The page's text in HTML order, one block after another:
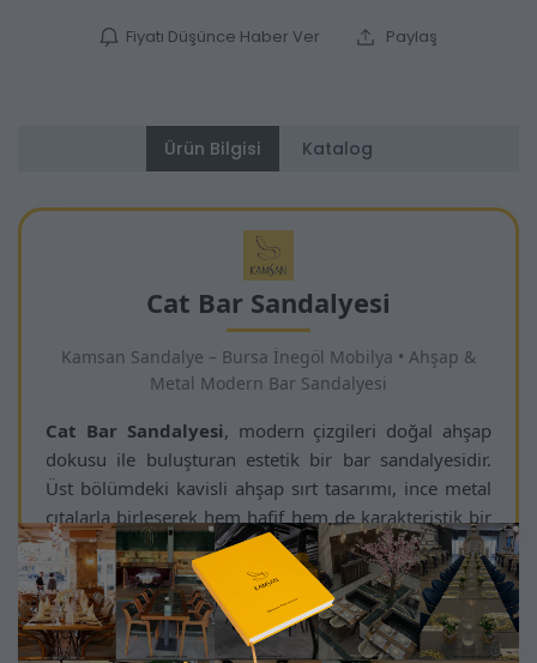
Fiyatı Düşünce Haber Ver Paylaş
Ürün Bilgisi Katalog
Cat Bar Sandalyesi
Kamsan Sandalye – Bursa İnegöl Mobilya • Ahşap &
Metal Modern Bar Sandalyesi
Cat Bar Sandalyesi, modern çizgileri doğal ahşap
dokusu ile buluşturan estetik bir bar sandalyesidir.
Üst bölümdeki kavisli ahşap sırt tasarımı, ince metal
çıtalarla birleşerek hem hafif hem de karakteristik bir
siluet sunar.
Konforlu oturum minderi uzun süreli kullanımda
rahatlık sağlarken, dayanıklı metal ayak yapısı yoğun
ticari kullanıma tamamen uygundur. Ahşap ve